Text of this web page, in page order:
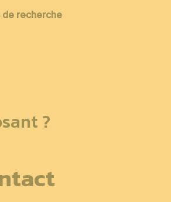
de recherche
?